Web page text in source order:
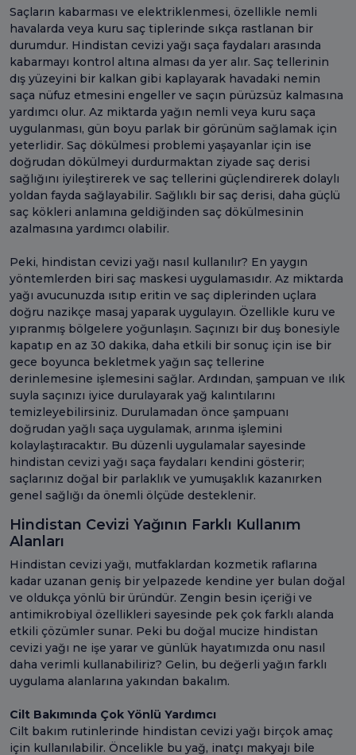
Saçların kabarması ve elektriklenmesi, özellikle nemli
havalarda veya kuru saç tiplerinde sıkça rastlanan bir
durumdur. Hindistan cevizi yağı saça faydaları arasında
kabarmayı kontrol altına alması da yer alır. Saç tellerinin
dış yüzeyini bir kalkan gibi kaplayarak havadaki nemin
saça nüfuz etmesini engeller ve saçın pürüzsüz kalmasına
yardımcı olur. Az miktarda yağın nemli veya kuru saça
uygulanması, gün boyu parlak bir görünüm sağlamak için
yeterlidir. Saç dökülmesi problemi yaşayanlar için ise
doğrudan dökülmeyi durdurmaktan ziyade saç derisi
sağlığını iyileştirerek ve saç tellerini güçlendirerek dolaylı
yoldan fayda sağlayabilir. Sağlıklı bir saç derisi, daha güçlü
saç kökleri anlamına geldiğinden saç dökülmesinin
azalmasına yardımcı olabilir.
Peki, hindistan cevizi yağı nasıl kullanılır? En yaygın
yöntemlerden biri saç maskesi uygulamasıdır. Az miktarda
yağı avucunuzda ısıtıp eritin ve saç diplerinden uçlara
doğru nazikçe masaj yaparak uygulayın. Özellikle kuru ve
yıpranmış bölgelere yoğunlaşın. Saçınızı bir duş bonesiyle
kapatıp en az 30 dakika, daha etkili bir sonuç için ise bir
gece boyunca bekletmek yağın saç tellerine
derinlemesine işlemesini sağlar. Ardından, şampuan ve ılık
suyla saçınızı iyice durulayarak yağ kalıntılarını
temizleyebilirsiniz. Durulamadan önce şampuanı
doğrudan yağlı saça uygulamak, arınma işlemini
kolaylaştıracaktır. Bu düzenli uygulamalar sayesinde
hindistan cevizi yağı saça faydaları kendini gösterir;
saçlarınız doğal bir parlaklık ve yumuşaklık kazanırken
genel sağlığı da önemli ölçüde desteklenir.
Hindistan Cevizi Yağının Farklı Kullanım
Alanları
Hindistan cevizi yağı, mutfaklardan kozmetik raflarına
kadar uzanan geniş bir yelpazede kendine yer bulan doğal
ve oldukça yönlü bir üründür. Zengin besin içeriği ve
antimikrobiyal özellikleri sayesinde pek çok farklı alanda
etkili çözümler sunar. Peki bu doğal mucize hindistan
cevizi yağı ne işe yarar ve günlük hayatımızda onu nasıl
daha verimli kullanabiliriz? Gelin, bu değerli yağın farklı
uygulama alanlarına yakından bakalım.
Cilt Bakımında Çok Yönlü Yardımcı
Cilt bakım rutinlerinde hindistan cevizi yağı birçok amaç
için kullanılabilir. Öncelikle bu yağ, inatçı makyajı bile